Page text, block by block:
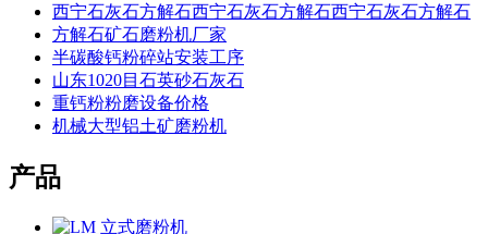
西宁石灰石方解石西宁石灰石方解石西宁石灰石方解石
方解石矿石磨粉机厂家
半碳酸钙粉碎站安装工序
山东1020目石英砂石灰石
重钙粉粉磨设备价格
机械大型铝土矿磨粉机
产品